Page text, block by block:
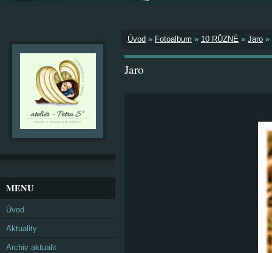
Úvod » Fotoalbum » 10 RŮZNÉ » Jaro »
Jaro
MENU
Úvod
Aktuality
Archiv aktualit